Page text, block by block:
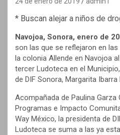
* Buscan alejar a niños de
Navojoa, Sonora, enero de
son las que se reflejaron en
la colonia Allende en Navojoa
tercer Ludoteca en el
de DIF Sonora, Margarita Ibarra
Acompañada de Paulina Garza
Programas e Impacto
Way México, la presidenta de
Ludoteca se suma a las ya